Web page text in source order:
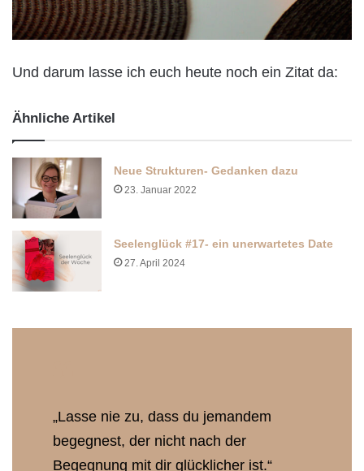
Und darum lasse ich euch heute noch ein Zitat da:
Ähnliche Artikel
Neue Strukturen- Gedanken dazu
23. Januar 2022
Seelenglück #17- ein unerwartetes Date
27. April 2024
„Lasse nie zu, dass du jemandem
begegnest, der nicht nach der
Begegnung mit dir glücklicher ist.“